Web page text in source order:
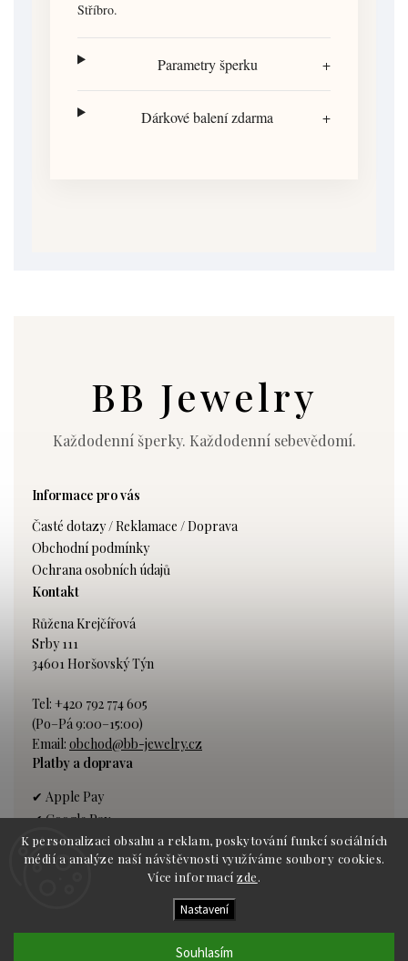
K personalizaci obsahu a reklam, poskytování funkcí sociálních
médií a analýze naší návštěvnosti využíváme soubory cookies.
Více informacízde.
Nastavení
Souhlasím
Stříbro.
Parametry šperku +
Dárkové balení zdarma +
BB Jewelry
Každodenní šperky. Každodenní sebevědomí.
Informace pro vás
Časté dotazy / Reklamace / Doprava
Obchodní podmínky
Ochrana osobních údajů
Kontakt
Růžena Krejčířová
Srby 111
34601 Horšovský Týn
Tel: +420 792 774 605
(Po–Pá 9:00–15:00)
Email: obchod@bb-jewelry.cz
Platby a doprava
✔ Apple Pay
✔ Google Pay
✔ Platba kartou
✔ Bankovní převod
GLS kurýr